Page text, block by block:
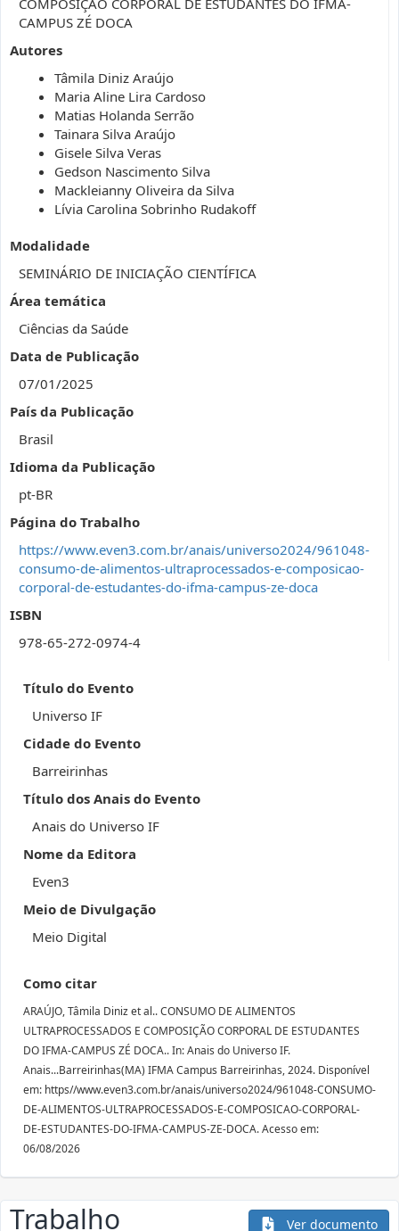
COMPOSIÇÃO CORPORAL DE ESTUDANTES DO IFMA-
CAMPUS ZÉ DOCA
Autores
Tâmila Diniz Araújo
Maria Aline Lira Cardoso
Matias Holanda Serrão
Tainara Silva Araújo
Gisele Silva Veras
Gedson Nascimento Silva
Mackleianny Oliveira da Silva
Lívia Carolina Sobrinho Rudakoff
Modalidade
SEMINÁRIO DE INICIAÇÃO CIENTÍFICA
Área temática
Ciências da Saúde
Data de Publicação
07/01/2025
País da Publicação
Brasil
Idioma da Publicação
pt-BR
Página do Trabalho
https://www.even3.com.br/anais/universo2024/961048-
consumo-de-alimentos-ultraprocessados-e-composicao-
corporal-de-estudantes-do-ifma-campus-ze-doca
ISBN
978-65-272-0974-4
Título do Evento
Universo IF
Cidade do Evento
Barreirinhas
Título dos Anais do Evento
Anais do Universo IF
Nome da Editora
Even3
Meio de Divulgação
Meio Digital
Como citar
ARAÚJO, Tâmila Diniz et al.. CONSUMO DE ALIMENTOS
ULTRAPROCESSADOS E COMPOSIÇÃO CORPORAL DE ESTUDANTES
DO IFMA-CAMPUS ZÉ DOCA.. In: Anais do Universo IF.
Anais...Barreirinhas(MA) IFMA Campus Barreirinhas, 2024. Disponível
em: https//www.even3.com.br/anais/universo2024/961048-CONSUMO-
DE-ALIMENTOS-ULTRAPROCESSADOS-E-COMPOSICAO-CORPORAL-
DE-ESTUDANTES-DO-IFMA-CAMPUS-ZE-DOCA. Acesso em:
06/08/2026
Trabalho Ver documento